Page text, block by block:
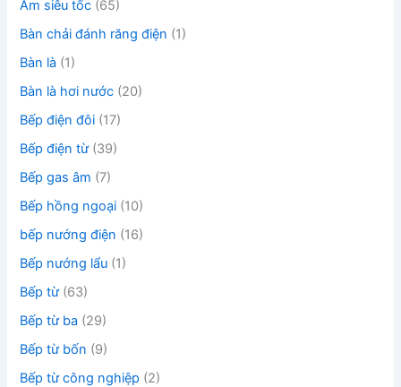
Ấm siêu tốc (65)
Bàn chải đánh răng điện (1)
Bàn là (1)
Bàn là hơi nước (20)
Bếp điện đôi (17)
Bếp điện từ (39)
Bếp gas âm (7)
Bếp hồng ngoại (10)
bếp nướng điện (16)
Bếp nướng lẩu (1)
Bếp từ (63)
Bếp từ ba (29)
Bếp từ bốn (9)
Bếp từ công nghiệp (2)